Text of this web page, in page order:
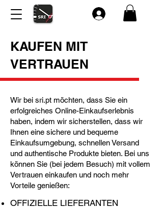
KAUFEN MIT
VERTRAUEN
Wir bei sri.pt möchten, dass Sie ein
erfolgreiches Online-Einkaufserlebnis
haben, indem wir sicherstellen, dass wir
Ihnen eine sichere und bequeme
Einkaufsumgebung, schnellen Versand
und authentische Produkte bieten. Bei uns
können Sie (bei jedem Besuch) mit vollem
Vertrauen einkaufen und noch mehr
Vorteile genießen:
OFFIZIELLE LIEFERANTEN